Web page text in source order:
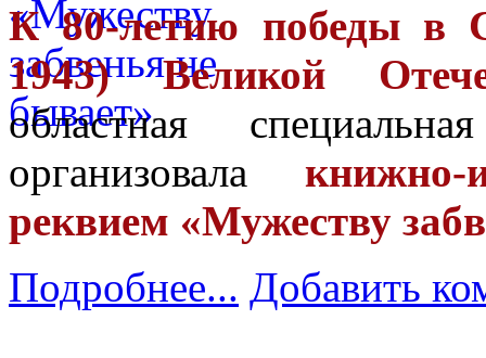
К 80-летию победы в
1943) Великой
областная
организовала книжно-
реквием «Мужеству
Подробнее... Добавить